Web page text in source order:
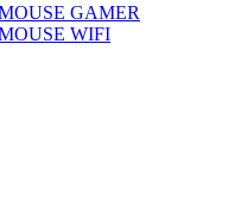
GAMER
WIFI